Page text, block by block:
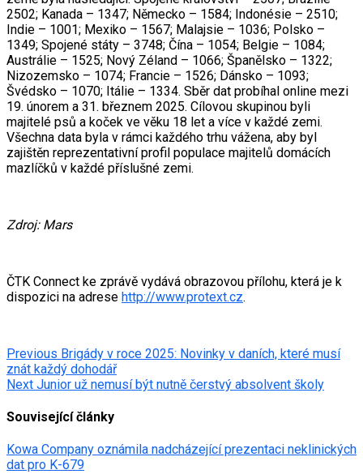
2502; Kanada – 1347; Německo – 1584; Indonésie – 2510;
Indie – 1001; Mexiko – 1567; Malajsie – 1036; Polsko –
1349; Spojené státy – 3748; Čína – 1054; Belgie – 1084;
Austrálie – 1525; Nový Zéland – 1066; Španělsko – 1322;
Nizozemsko – 1074; Francie – 1526; Dánsko – 1093;
Švédsko – 1070; Itálie – 1334. Sběr dat probíhal online mezi
19. únorem a 31. březnem 2025. Cílovou skupinou byli
majitelé psů a koček ve věku 18 let a více v každé zemi.
Všechna data byla v rámci každého trhu vážena, aby byl
zajištěn reprezentativní profil populace majitelů domácích
mazlíčků v každé příslušné zemi.
Zdroj: Mars
ČTK Connect ke zprávě vydává obrazovou přílohu, která je k
dispozici na adrese http://www.protext.cz.
Post
navigation
Previous Brigády v roce 2025: Novinky v daních, které musí
znát každý dohodář
Next Junior už nemusí být nutně čerstvý absolvent školy
Související články
Kowa Company oznámila nadcházející prezentaci neklinických
dat pro K-679